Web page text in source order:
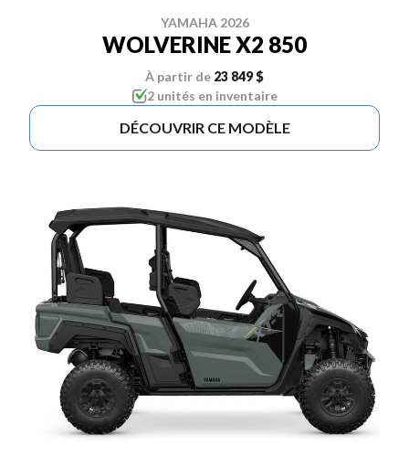
YAMAHA 2026
WOLVERINE X2 850
À partir de 23 849 $
2 unités en inventaire
DÉCOUVRIR CE MODÈLE